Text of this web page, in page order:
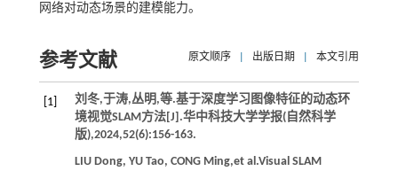
网络对动态场景的建模能力。
参考文献 原文顺序 出版日期 本文引用
[1] 刘冬,于涛,丛明,等.基于深度学习图像特征的动态环
境视觉SLAM方法[J].华中科技大学学报(自然科学
版),2024,52(6):156-163.
LIU Dong, YU Tao, CONG Ming,et al .Visual SLAM